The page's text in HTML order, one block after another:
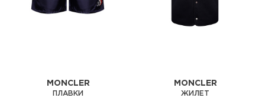
MONCLER
ПЛАВКИ
MONCLER
ЖИЛЕТ